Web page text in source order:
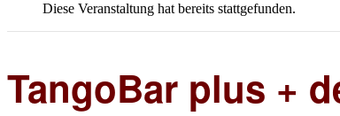
Diese Veranstaltung hat bereits stattgefunden.
TangoBar plus +